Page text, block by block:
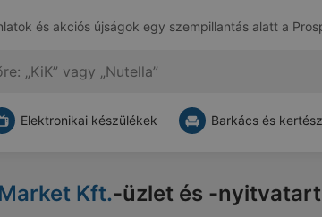
és akciós újságok egy szempillantás alatt a
Elektronikai készülékek Barkács és
Kft.-üzlet és -